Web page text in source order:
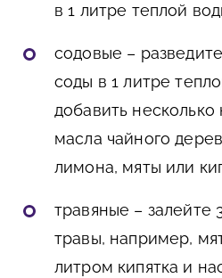
в 1 литре теплой
содовые –
соды в 1 литре
добавить несколько
масла чайного
лимона, мяты или
травяные – залейте
травы, например,
литром кипятка и